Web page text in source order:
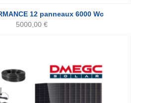
12 panneaux 6000 Wc
5000,00 €